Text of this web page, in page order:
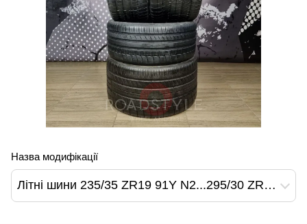
Назва модифікації
Літні шини 235/35 ZR19 91Y N2...295/30 ZR19 100Y N2 Michelin Pilot Sport PS2